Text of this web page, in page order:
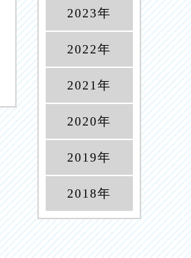
2023年
2022年
2021年
2020年
2019年
2018年